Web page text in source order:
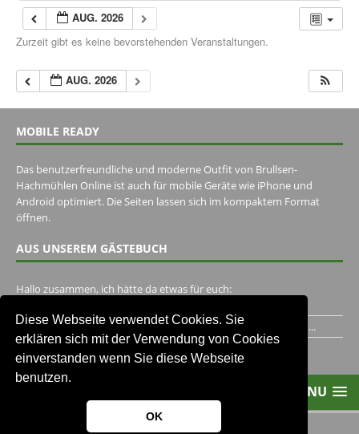
Diese Webseite verwendet Cookies. Sie
erklären sich mit der Verwendung von Cookies
einverstanden wenn Sie diese Webseite
benutzen.
OK
AUG. 2026
Zurzeit gibt es keine bevorstehenden Veranstaltungen.
AUG. 2026
MOBILE READY
Das benutzerfreundliche und moderne Outfit von Brullsen-
Hachmühlen Online ist auch für mobile Geräte wie iPhone und
Android optimiert. Die Seiten lassen sich im kompaktem Format
öffnen.
AUS UNSEREM GÄSTEBUCH
Hallo zusammen, ich hätte da etwas für euch:
Ich habe ein Jahr im Gasthaus Hugo Pape verbracht..Habe ihn...
Unser Gästebuch besuchen
MENU